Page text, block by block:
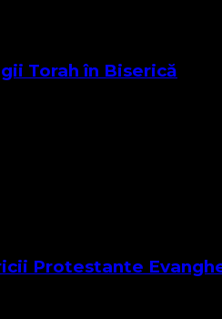
Torah în Biserică
Protestante